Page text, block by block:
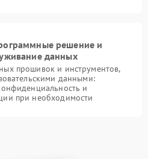
решение и
данных
прошивок и инструментов,
данными:
и
при необходимости